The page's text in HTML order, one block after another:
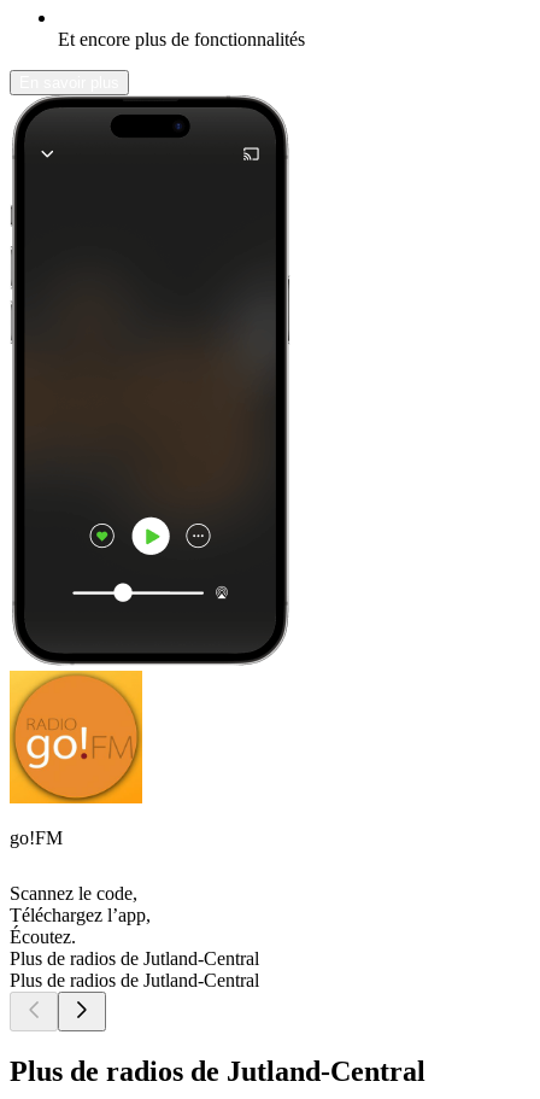
Et encore plus de fonctionnalités
go!FM
Scannez le code,
Téléchargez l’app,
Écoutez.
Plus de radios de Jutland-Central
Plus de radios de Jutland-Central
Plus de radios de Jutland-Central